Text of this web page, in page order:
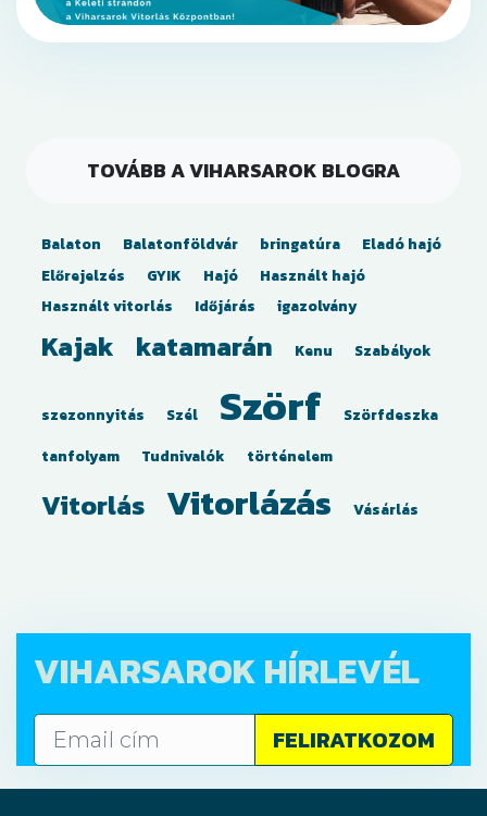
TOVÁBB A VIHARSAROK BLOGRA
Balaton Balatonföldvár bringatúra
Eladó hajó
Előrejelzés
GYIK Hajó
Használt hajó
Használt vitorlás
Időjárás igazolvány
Kajak katamarán Kenu Szabályok
szezonnyitás Szél Szörf
Szörfdeszka
tanfolyam
Tudnivalók történelem
Vitorlás Vitorlázás Vásárlás
VIHARSAROK HÍRLEVÉL
FELIRATKOZOM